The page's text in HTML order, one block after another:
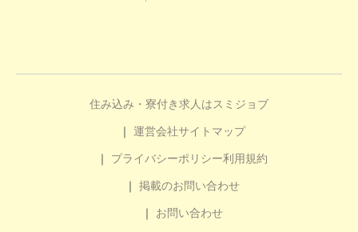
住み込み・寮付き求人はスミジョブ
運営会社サイトマップ
プライバシーポリシー利用規約
掲載のお問い合わせ
お問い合わせ